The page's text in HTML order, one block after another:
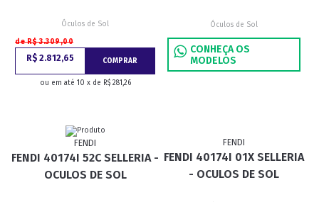
Óculos de Sol
de R$ 3.309,00
R$ 2.812,65 COMPRAR
ou em até 10 x de R$ 281,26
Óculos de Sol
CONHEÇA OS
MODELOS
FENDI
FENDI 40174I 52C SELLERIA -
OCULOS DE SOL
FENDI
FENDI 40174I 01X SELLERIA
- OCULOS DE SOL